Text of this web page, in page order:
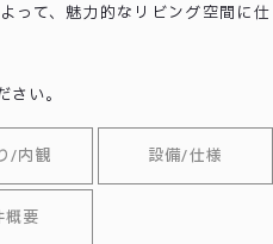
って、魅力的なリビング空間に仕
さい。
/内観 設備/仕様
概要